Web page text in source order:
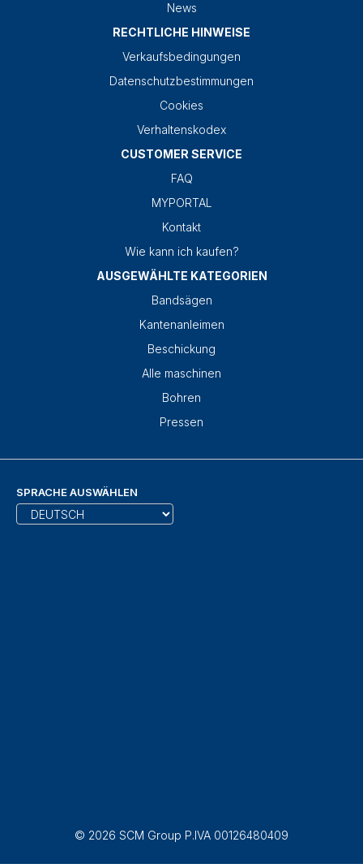
News
RECHTLICHE HINWEISE
Verkaufsbedingungen
Datenschutzbestimmungen
Cookies
Verhaltenskodex
CUSTOMER SERVICE
FAQ
MYPORTAL
Kontakt
Wie kann ich kaufen?
AUSGEWÄHLTE KATEGORIEN
Bandsägen
Kantenanleimen
Beschickung
Alle maschinen
Bohren
Pressen
SPRACHE AUSWÄHLEN
© 2026 SCM Group P.IVA 00126480409